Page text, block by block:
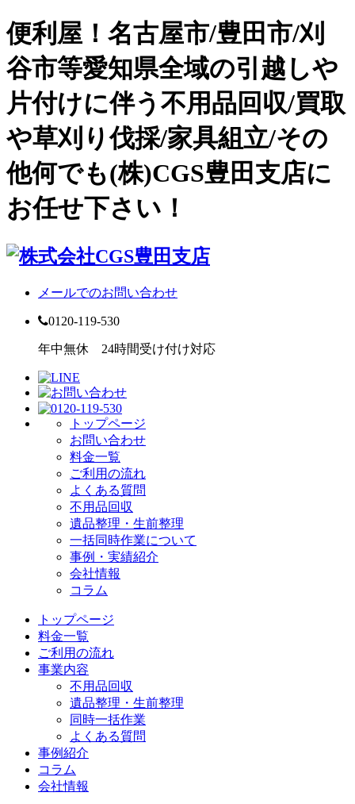
便利屋！名古屋市/豊田市/刈
谷市等愛知県全域の引越しや
片付けに伴う不用品回収/買取
や草刈り伐採/家具組立/その
他何でも(株)CGS豊田支店に
お任せ下さい！
メールでのお問い合わせ
0120-119-530
年中無休 24時間受け付け対応
トップページ
お問い合わせ
料金一覧
ご利用の流れ
よくある質問
不用品回収
遺品整理・生前整理
一括同時作業について
事例・実績紹介
会社情報
コラム
トップページ
料金一覧
ご利用の流れ
事業内容
不用品回収
遺品整理・生前整理
同時一括作業
よくある質問
事例紹介
コラム
会社情報